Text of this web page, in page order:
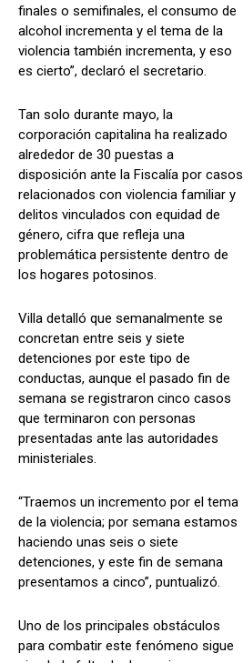
finales o semifinales, el consumo de
alcohol incrementa y el tema de la
violencia también incrementa, y eso
es cierto”, declaró el secretario.
Tan solo durante mayo, la
corporación capitalina ha realizado
alrededor de 30 puestas a
disposición ante la Fiscalía por casos
relacionados con violencia familiar y
delitos vinculados con equidad de
género, cifra que refleja una
problemática persistente dentro de
los hogares potosinos.
Villa detalló que semanalmente se
concretan entre seis y siete
detenciones por este tipo de
conductas, aunque el pasado fin de
semana se registraron cinco casos
que terminaron con personas
presentadas ante las autoridades
ministeriales.
“Traemos un incremento por el tema
de la violencia; por semana estamos
haciendo unas seis o siete
detenciones, y este fin de semana
presentamos a cinco”, puntualizó.
Uno de los principales obstáculos
para combatir este fenómeno sigue